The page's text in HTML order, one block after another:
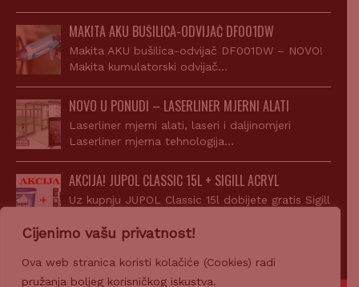
Cijenimo vašu privatnost!
Ova web stranica koristi kolačiće (Cookies) radi
pružanja boljeg korisničkog iskustva.
MAKITA AKU BUŠILICA-ODVIJAČ DF001DW
Makita AKU bušilica-odvijač DF001DW – NOVO!
Makita kumulatorski odvijač…
NOVO U PONUDI – LASERLINER MJERNI ALATI
Laserliner mjerni alati, laseri i daljinomjeri
Laserliner mjerna tehnologija…
AKCIJA! JUPOL CLASSIC 15L + SIGILL ACRYL
Uz kupnju JUPOL Classic 15l dobijete gratis Sigill